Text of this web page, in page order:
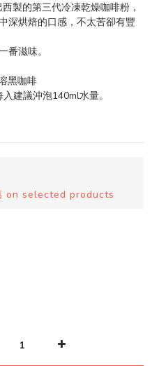
製的第三代冷凍乾燥咖啡粉，
深烘焙的口感，不太苦卻有豐
番滋味。
黑咖啡
建議沖泡140ml水量。
on selected products